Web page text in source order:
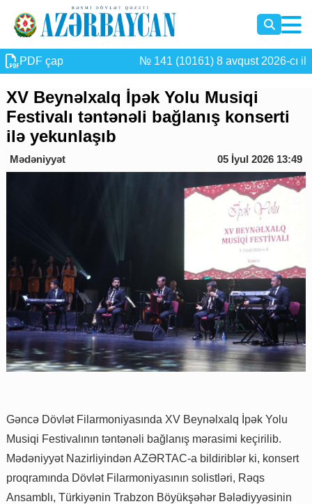
PDF çap № 141 (10161) 8 avqust 2026-cı il
XV Beynəlxalq İpək Yolu Musiqi
Festivalı təntənəli bağlanış konserti
ilə yekunlaşıb
Mədəniyyət 05 İyul 2026 13:49
Gəncə Dövlət Filarmoniyasında XV Beynəlxalq İpək Yolu
Musiqi Festivalının təntənəli bağlanış mərasimi keçirilib.
Mədəniyyət Nazirliyindən AZƏRTAC-a bildiriblər ki, konsert
proqramında Dövlət Filarmoniyasının solistləri, Rəqs
Ansamblı, Türkiyənin Trabzon Böyükşəhər Bələdiyyəsinin